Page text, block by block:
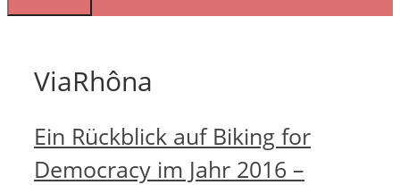
ViaRhôna
Ein Rückblick auf Biking for
Democracy im Jahr 2016 –